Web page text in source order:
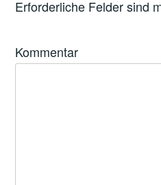
Erforderliche Felder sind
Kommentar